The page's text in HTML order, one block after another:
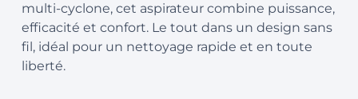
multi-cyclone, cet aspirateur combine puissance,
efficacité et confort. Le tout dans un design sans
fil, idéal pour un nettoyage rapide et en toute
liberté.